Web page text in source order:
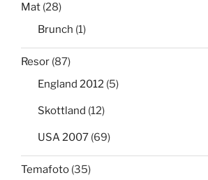
Mat (28)
Brunch (1)
Resor (87)
England 2012 (5)
Skottland (12)
USA 2007 (69)
Temafoto (35)